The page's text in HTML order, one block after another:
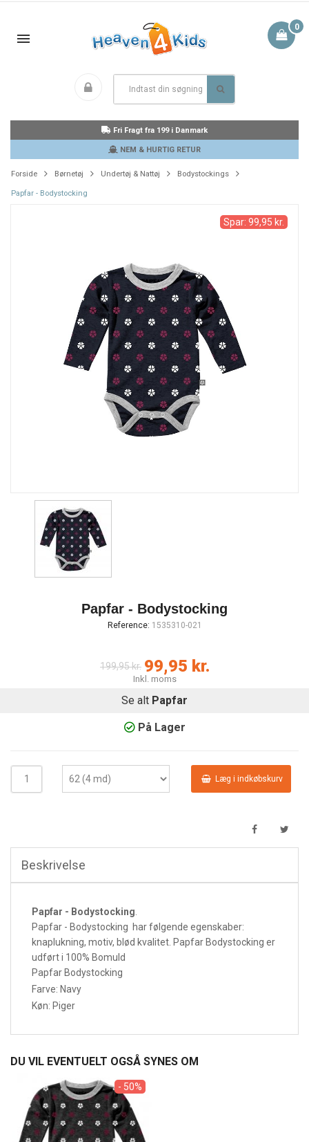
0
Fri Fragt fra 199 i Danmark
NEM & HURTIG RETUR
Forside Børnetøj Undertøj & Nattøj Bodystockings
Papfar - Bodystocking
Spar: 99,95 kr.
Papfar - Bodystocking
Reference: 1535310-021
199,95 kr. 99,95 kr.
Inkl. moms
Se alt Papfar
På Lager
Læg i indkøbskurv
Beskrivelse
Papfar - Bodystocking
Papfar - Bodystocking har følgende egenskaber:
knaplukning, motiv, blød kvalitet. Papfar Bodystocking er
udført i 100% Bomuld
Papfar Bodystocking
Farve: Navy
Køn: Piger
DU VIL EVENTUELT OGSÅ SYNES OM
- 50%